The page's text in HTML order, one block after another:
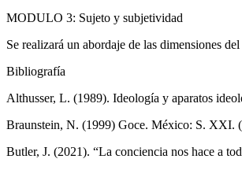
MODULO 3: Sujeto y subjetividad
Se realizará un abordaje de las dimensiones
Bibliografía
Althusser, L. (1989). Ideología y aparatos
Braunstein, N. (1999) Goce. México: S. XXI.
Butler, J. (2021). “La conciencia nos hace a